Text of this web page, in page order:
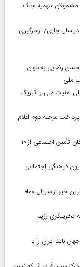
مشمولان سهمیه جنگ
سریال در سال جاری/ ازسرگیری
رضایی به‌عنوان
ملی
امنیت ملی را تبریک
دولت؛ زمان پرداخت مرحله دوم اعلام
احتمال پرداخت معوقات افزایش حقوق بازنشستگان تأمین اجتماعی از ۱۰
فرهنگی اجتماعی
در سالجاری/ آخرین خبر از سریال «ماه
تخریبگری رژیم
باید ایران را با